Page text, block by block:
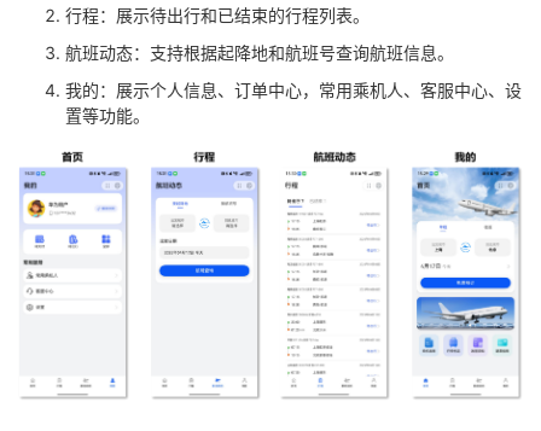
行程：展示待出行和已结束的行程列表。
航班动态：支持根据起降地和航班号查询航班信息。
我的：展示个人信息、订单中心，常用乘机人、客服中心、设
置等功能。